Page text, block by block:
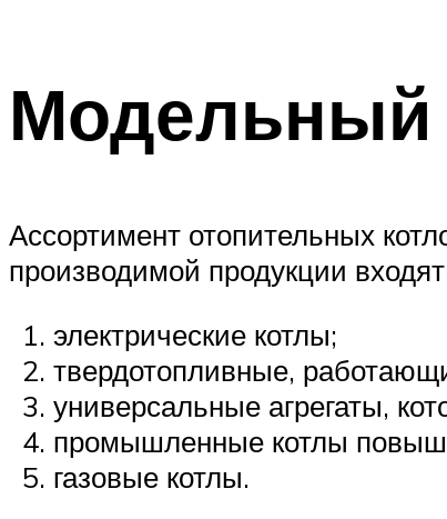
Модельный
Ассортимент отопительных
производимой продукции
электрические котлы;
твердотопливные,
универсальные агрегаты,
промышленные котлы
газовые котлы.